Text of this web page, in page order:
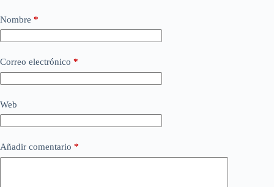
Nombre *
Correo electrónico *
Web
Añadir comentario *